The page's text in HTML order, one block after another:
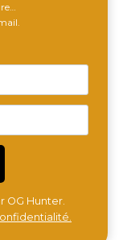
OG Hunter.